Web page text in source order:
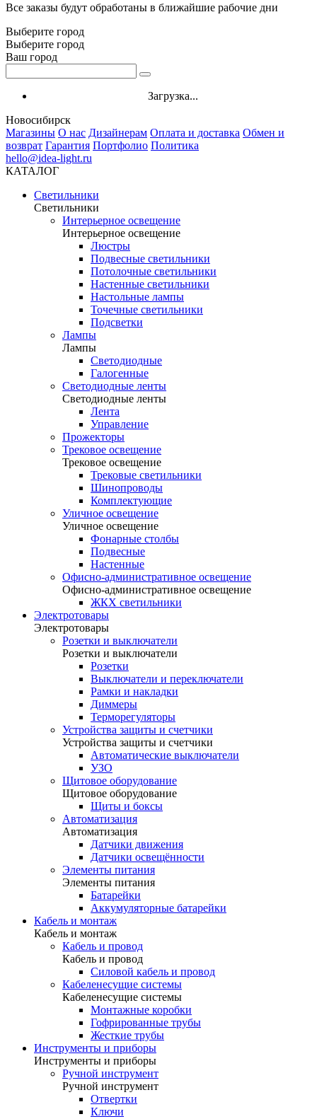
Все заказы будут обработаны в ближайшие рабочие дни
Выберите город
Выберите город
Ваш город
Загрузка...
Новосибирск
Магазины О нас Дизайнерам Оплата и доставка Обмен и
возврат Гарантия Портфолио Политика
hello@idea-light.ru
КАТАЛОГ
Светильники
Светильники
Интерьерное освещение
Интерьерное освещение
Люстры
Подвесные светильники
Потолочные светильники
Настенные светильники
Настольные лампы
Точечные светильники
Подсветки
Лампы
Лампы
Светодиодные
Галогенные
Светодиодные ленты
Светодиодные ленты
Лента
Управление
Прожекторы
Трековое освещение
Трековое освещение
Трековые светильники
Шинопроводы
Комплектующие
Уличное освещение
Уличное освещение
Фонарные столбы
Подвесные
Настенные
Офисно-административное освещение
Офисно-административное освещение
ЖКХ светильники
Электротовары
Электротовары
Розетки и выключатели
Розетки и выключатели
Розетки
Выключатели и переключатели
Рамки и накладки
Диммеры
Терморегуляторы
Устройства защиты и счетчики
Устройства защиты и счетчики
Автоматические выключатели
УЗО
Щитовое оборудование
Щитовое оборудование
Щиты и боксы
Автоматизация
Автоматизация
Датчики движения
Датчики освещённости
Элементы питания
Элементы питания
Батарейки
Аккумуляторные батарейки
Кабель и монтаж
Кабель и монтаж
Кабель и провод
Кабель и провод
Силовой кабель и провод
Кабеленесущие системы
Кабеленесущие системы
Монтажные коробки
Гофрированные трубы
Жесткие трубы
Инструменты и приборы
Инструменты и приборы
Ручной инструмент
Ручной инструмент
Отвертки
Ключи